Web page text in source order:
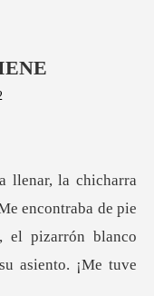
encontraba de pie
el pizarrón